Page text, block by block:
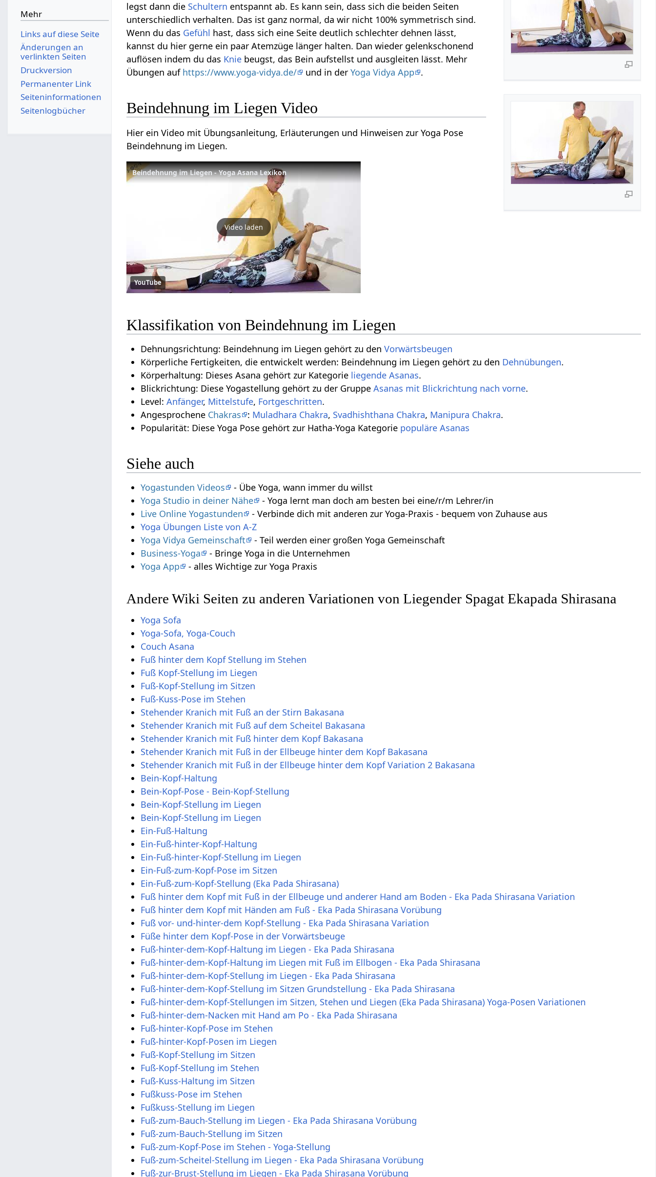
legst dann die Schultern entspannt ab. Es kann sein, dass sich die beiden Seiten
unterschiedlich verhalten. Das ist ganz normal, da wir nicht 100% symmetrisch sind.
Wenn du das Gefühl hast, dass sich eine Seite deutlich schlechter dehnen lässt,
kannst du hier gerne ein paar Atemzüge länger halten. Dan wieder gelenkschonend
auflösen indem du das Knie beugst, das Bein aufstellst und ausgleiten lässt. Mehr
Übungen auf https://www.yoga-vidya.de/ und in derYoga Vidya App .
Beindehnung im Liegen Video
Hier ein Video mit Übungsanleitung, Erläuterungen und Hinweisen zur Yoga Pose
Beindehnung im Liegen.
Beindehnung im Liegen - Yoga Asana Lexikon
Video laden
YouTube
Klassifikation von Beindehnung im Liegen
Dehnungsrichtung: Beindehnung im Liegen gehört zu denVorwärtsbeugen
Körperliche Fertigkeiten, die entwickelt werden: Beindehnung im Liegen gehört zu den Dehnübungen.
Körperhaltung: Dieses Asana gehört zur Kategorie liegende Asanas.
Blickrichtung: Diese Yogastellung gehört zu der GruppeAsanas mit Blickrichtung nach vorne.
Level:Anfänger, Mittelstufe, Fortgeschritten.
Angesprochene Chakras : Muladhara Chakra, Svadhishthana Chakra, Manipura Chakra.
Popularität: Diese Yoga Pose gehört zur Hatha-Yoga Kategorie populäre Asanas
Siehe auch
Yogastunden Videos
- Übe Yoga, wann immer du willst
Yoga Studio in deiner Nähe
- Yoga lernt man doch am besten bei eine/r/m Lehrer/in
Live Online Yogastunden
- Verbinde dich mit anderen zur Yoga-Praxis - bequem von Zuhause aus
Yoga Übungen Liste von A-Z
Yoga Vidya Gemeinschaft
- Teil werden einer großen Yoga Gemeinschaft
Business-Yoga
- Bringe Yoga in die Unternehmen
Yoga App
- alles Wichtige zur Yoga Praxis
Andere Wiki Seiten zu anderen Variationen von Liegender Spagat Ekapada Shirasana
Yoga Sofa
Yoga-Sofa, Yoga-Couch
Couch Asana
Fuß hinter dem Kopf Stellung im Stehen
Fuß Kopf-Stellung im Liegen
Fuß-Kopf-Stellung im Sitzen
Fuß-Kuss-Pose im Stehen
Stehender Kranich mit Fuß an der Stirn Bakasana
Stehender Kranich mit Fuß auf dem Scheitel Bakasana
Stehender Kranich mit Fuß hinter dem Kopf Bakasana
Stehender Kranich mit Fuß in der Ellbeuge hinter dem Kopf Bakasana
Stehender Kranich mit Fuß in der Ellbeuge hinter dem Kopf Variation 2 Bakasana
Bein-Kopf-Haltung
Bein-Kopf-Pose - Bein-Kopf-Stellung
Bein-Kopf-Stellung im Liegen
Bein-Kopf-Stellung im Liegen
Ein-Fuß-Haltung
Ein-Fuß-hinter-Kopf-Haltung
Ein-Fuß-hinter-Kopf-Stellung im Liegen
Ein-Fuß-zum-Kopf-Pose im Sitzen
Ein-Fuß-zum-Kopf-Stellung (Eka Pada Shirasana)
Fuß hinter dem Kopf mit Fuß in der Ellbeuge und anderer Hand am Boden - Eka Pada Shirasana Variation
Fuß hinter dem Kopf mit Händen am Fuß - Eka Pada Shirasana Vorübung
Fuß vor- und-hinter-dem Kopf-Stellung - Eka Pada Shirasana Variation
Füße hinter dem Kopf-Pose in der Vorwärtsbeuge
Fuß-hinter-dem-Kopf-Haltung im Liegen - Eka Pada Shirasana
Fuß-hinter-dem-Kopf-Haltung im Liegen mit Fuß im Ellbogen - Eka Pada Shirasana
Fuß-hinter-dem-Kopf-Stellung im Liegen - Eka Pada Shirasana
Fuß-hinter-dem-Kopf-Stellung im Sitzen Grundstellung - Eka Pada Shirasana
Fuß-hinter-dem-Kopf-Stellungen im Sitzen, Stehen und Liegen (Eka Pada Shirasana) Yoga-Posen Variationen
Fuß-hinter-dem-Nacken mit Hand am Po - Eka Pada Shirasana
Fuß-hinter-Kopf-Pose im Stehen
Fuß-hinter-Kopf-Posen im Liegen
Fuß-Kopf-Stellung im Sitzen
Fuß-Kopf-Stellung im Stehen
Fuß-Kuss-Haltung im Sitzen
Fußkuss-Pose im Stehen
Fußkuss-Stellung im Liegen
Fuß-zum-Bauch-Stellung im Liegen - Eka Pada Shirasana Vorübung
Fuß-zum-Bauch-Stellung im Sitzen
Fuß-zum-Kopf-Pose im Stehen - Yoga-Stellung
Fuß-zum-Scheitel-Stellung im Liegen - Eka Pada Shirasana Vorübung
Fuß-zur-Brust-Stellung im Liegen - Eka Pada Shirasana Vorübung
Mehr
Links auf diese Seite
Änderungen an
verlinkten Seiten
Druckversion
Permanenter Link
Seiten­­informationen
Seitenlogbücher